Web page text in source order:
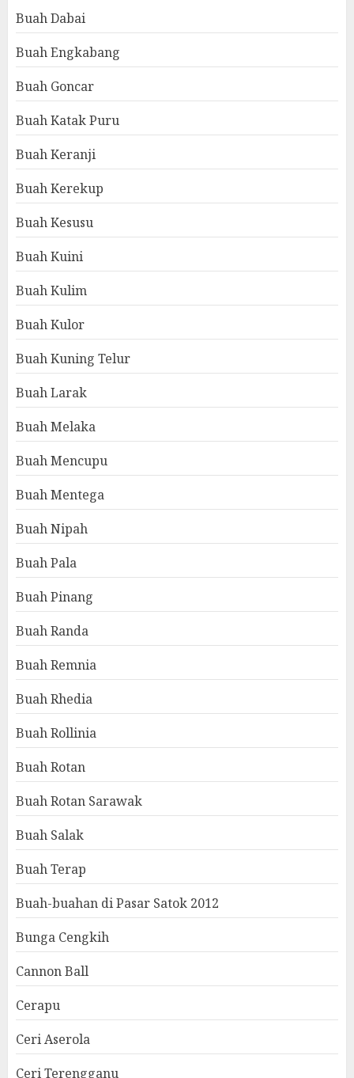
Buah Dabai
Buah Engkabang
Buah Goncar
Buah Katak Puru
Buah Keranji
Buah Kerekup
Buah Kesusu
Buah Kuini
Buah Kulim
Buah Kulor
Buah Kuning Telur
Buah Larak
Buah Melaka
Buah Mencupu
Buah Mentega
Buah Nipah
Buah Pala
Buah Pinang
Buah Randa
Buah Remnia
Buah Rhedia
Buah Rollinia
Buah Rotan
Buah Rotan Sarawak
Buah Salak
Buah Terap
Buah-buahan di Pasar Satok 2012
Bunga Cengkih
Cannon Ball
Cerapu
Ceri Aserola
Ceri Terengganu